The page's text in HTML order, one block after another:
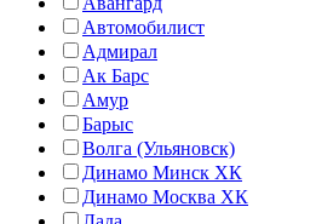
Автомобилист
Адмирал
Ак Барс
Амур
Барыс
Волга (Ульяновск)
Динамо Минск ХК
Динамо Москва ХК